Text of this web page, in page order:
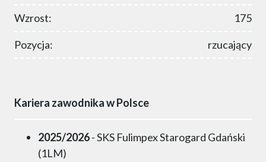
Wzrost: 175
Pozycja: rzucający
Kariera zawodnika w Polsce
2025/2026- SKS Fulimpex Starogard Gdański
(1LM)